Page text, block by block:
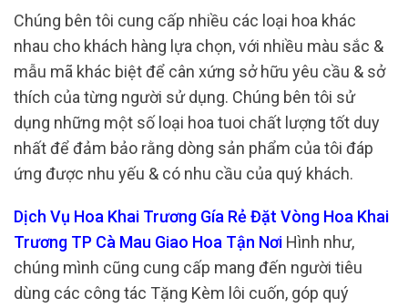
Chúng bên tôi cung cấp nhiều các loại hoa khác
nhau cho khách hàng lựa chọn, với nhiều màu sắc &
mẫu mã khác biệt để cân xứng sở hữu yêu cầu & sở
thích của từng người sử dụng. Chúng bên tôi sử
dụng những một số loại hoa tuoi chất lượng tốt duy
nhất để đảm bảo rằng dòng sản phẩm của tôi đáp
ứng được nhu yếu & có nhu cầu của quý khách.
Dịch Vụ Hoa Khai Trương Gía Rẻ Đặt Vòng Hoa Khai
Trương TP Cà Mau Giao Hoa Tận Nơi Hình như,
chúng mình cũng cung cấp mang đến người tiêu
dùng các công tác Tặng Kèm lôi cuốn, góp quý